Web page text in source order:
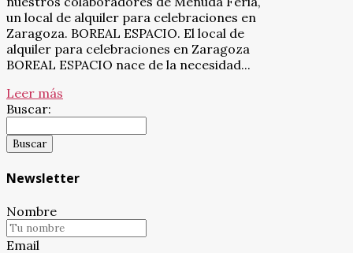
un local de alquiler para celebraciones en
Zaragoza. BOREAL ESPACIO. El local de
alquiler para celebraciones en Zaragoza
BOREAL ESPACIO nace de la necesidad...
Leer más
Buscar:
Newsletter
Nombre
Email